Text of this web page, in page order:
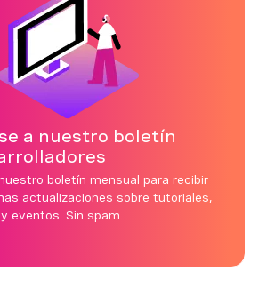
a nuestro boletín
boletín mensual para recibir
actualizaciones sobre tutoriales,
eventos. Sin spam.